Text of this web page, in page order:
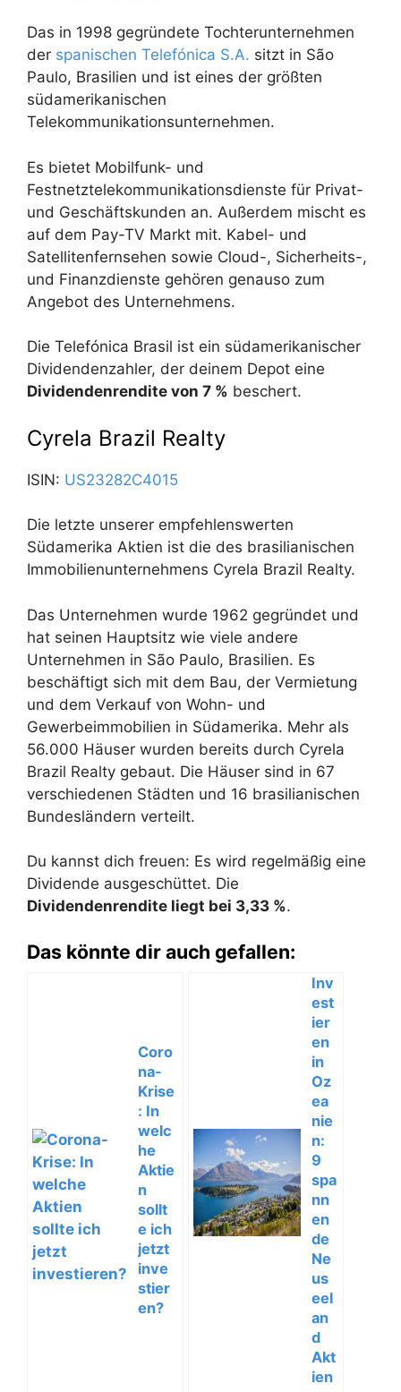
Das in 1998 gegründete Tochterunternehmen
der spanischen Telefónica S.A. sitzt in São
Paulo, Brasilien und ist eines der größten
südamerikanischen
Telekommunikationsunternehmen.
Es bietet Mobilfunk- und
Festnetztelekommunikationsdienste für Privat-
und Geschäftskunden an. Außerdem mischt es
auf dem Pay-TV Markt mit. Kabel- und
Satellitenfernsehen sowie Cloud-, Sicherheits-,
und Finanzdienste gehören genauso zum
Angebot des Unternehmens.
Die Telefónica Brasil ist ein südamerikanischer
Dividendenzahler, der deinem Depot eine
Dividendenrendite von 7 % beschert.
Cyrela Brazil Realty
ISIN: US23282C4015
Die letzte unserer empfehlenswerten
Südamerika Aktien ist die des brasilianischen
Immobilienunternehmens Cyrela Brazil Realty.
Das Unternehmen wurde 1962 gegründet und
hat seinen Hauptsitz wie viele andere
Unternehmen in São Paulo, Brasilien. Es
beschäftigt sich mit dem Bau, der Vermietung
und dem Verkauf von Wohn- und
Gewerbeimmobilien in Südamerika. Mehr als
56.000 Häuser wurden bereits durch Cyrela
Brazil Realty gebaut. Die Häuser sind in 67
verschiedenen Städten und 16 brasilianischen
Bundesländern verteilt.
Du kannst dich freuen: Es wird regelmäßig eine
Dividende ausgeschüttet. Die
Dividendenrendite liegt bei 3,33 %.
Das könnte dir auch gefallen:
Coro
na-
Krise
: In
welc
he
Aktie
n
sollt
e ich
jetzt
inve
stier
en?
Inv
est
ier
en
in
Oz
ea
nie
n:
9
spa
nn
en
de
Ne
us
eel
an
d
Akt
ien